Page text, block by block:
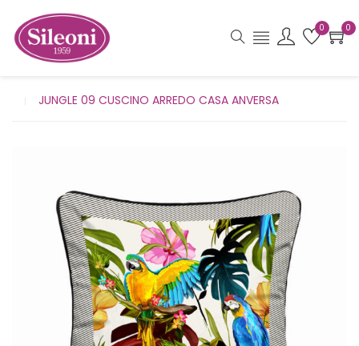
0 0
JUNGLE 09 CUSCINO ARREDO CASA ANVERSA